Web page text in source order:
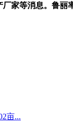
家等消息。鲁丽
亩...